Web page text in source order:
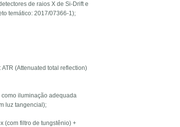
de raios X de Si-Drift e
temático: 2017/07366-1);
(Attenuated total reflection)
iluminação adequada
luz tangencial);
(com filtro de tungstênio) +